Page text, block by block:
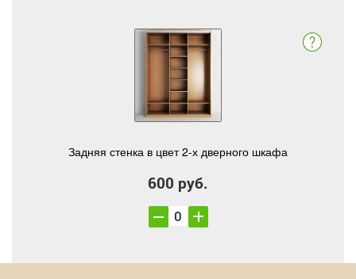
Задняя стенка в цвет 2-х дверного шкафа
600 руб.